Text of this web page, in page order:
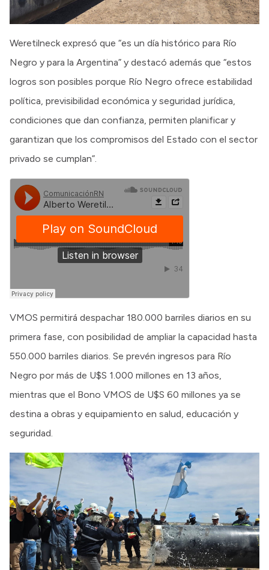
Weretilneck expresó que “es un día histórico para Río
Negro y para la Argentina” y destacó además que “estos
logros son posibles porque Río Negro ofrece estabilidad
política, previsibilidad económica y seguridad jurídica,
condiciones que dan confianza, permiten planificar y
garantizan que los compromisos del Estado con el sector
privado se cumplan”.
VMOS permitirá despachar 180.000 barriles diarios en su
primera fase, con posibilidad de ampliar la capacidad hasta
550.000 barriles diarios. Se prevén ingresos para Río
Negro por más de U$S 1.000 millones en 13 años,
mientras que el Bono VMOS de U$S 60 millones ya se
destina a obras y equipamiento en salud, educación y
seguridad.